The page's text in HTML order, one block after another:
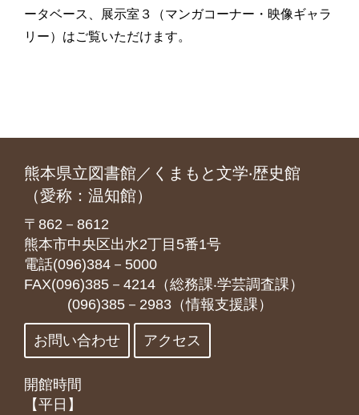
ータベース、展示室３（マンガコーナー・映像ギャラ
リー）はご覧いただけます。
熊本県立図書館／くまもと文学‧歴史館
（愛称：温知館）
〒862－8612
熊本市中央区出水2丁目5番1号
電話(096)384－5000
FAX(096)385－4214（総務課‧学芸調査課）
(096)385－2983（情報支援課）
お問い合わせ アクセス
開館時間
【平日】